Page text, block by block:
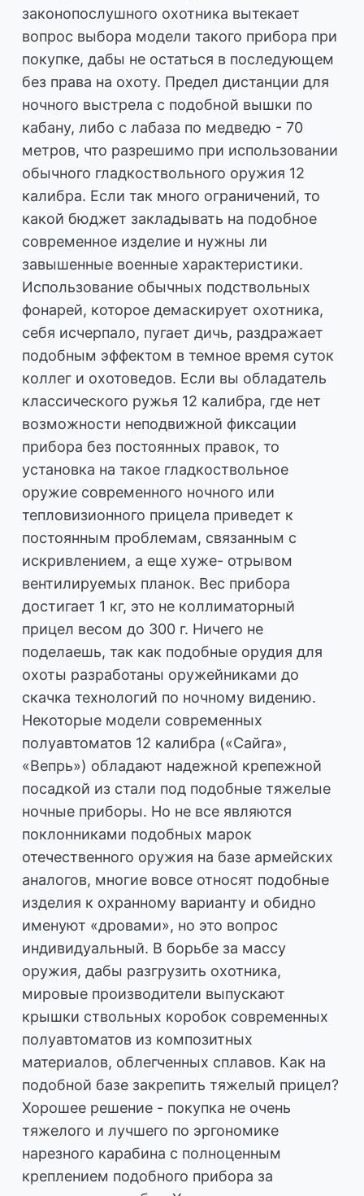
законопослушного охотника вытекает
вопрос выбора модели такого прибора при
покупке, дабы не остаться в последующем
без права на охоту. Предел дистанции для
ночного выстрела с подобной вышки по
кабану, либо с лабаза по медведю - 70
метров, что разрешимо при использовании
обычного гладкоствольного оружия 12
калибра. Если так много ограничений, то
какой бюджет закладывать на подобное
современное изделие и нужны ли
завышенные военные характеристики.
Использование обычных подствольных
фонарей, которое демаскирует охотника,
себя исчерпало, пугает дичь, раздражает
подобным эффектом в темное время суток
коллег и охотоведов. Если вы обладатель
классического ружья 12 калибра, где нет
возможности неподвижной фиксации
прибора без постоянных правок, то
установка на такое гладкоствольное
оружие современного ночного или
тепловизионного прицела приведет к
постоянным проблемам, связанным с
искривлением, а еще хуже- отрывом
вентилируемых планок. Вес прибора
достигает 1 кг, это не коллиматорный
прицел весом до 300 г. Ничего не
поделаешь, так как подобные орудия для
охоты разработаны оружейниками до
скачка технологий по ночному видению.
Некоторые модели современных
полуавтоматов 12 калибра («Сайга»,
«Вепрь») обладают надежной крепежной
посадкой из стали под подобные тяжелые
ночные приборы. Но не все являются
поклонниками подобных марок
отечественного оружия на базе армейских
аналогов, многие вовсе относят подобные
изделия к охранному варианту и обидно
именуют «дровами», но это вопрос
индивидуальный. В борьбе за массу
оружия, дабы разгрузить охотника,
мировые производители выпускают
крышки ствольных коробок современных
полуавтоматов из композитных
материалов, облегченных сплавов. Как на
подобной базе закрепить тяжелый прицел?
Хорошее решение - покупка не очень
тяжелого и лучшего по эргономике
нарезного карабина с полноценным
креплением подобного прибора за